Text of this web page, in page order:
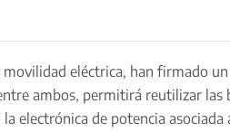
eléctrica, han firmado
ambos, permitirá reutilizar
electrónica de potencia